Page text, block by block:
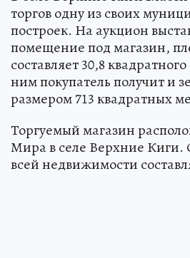
торгов одну из своих
построек. На аукцион
помещение под магазин,
составляет 30,8
ним покупатель получит и
размером 713 квадратных
Торгуемый магазин
Мира в селе Верхние Киги.
всей недвижимости